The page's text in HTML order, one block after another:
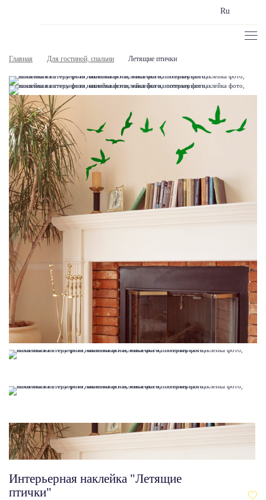
Ru
Главная Для гостиной, спальни Летящие птички
Интерьерная наклейка "Летящие
птички"